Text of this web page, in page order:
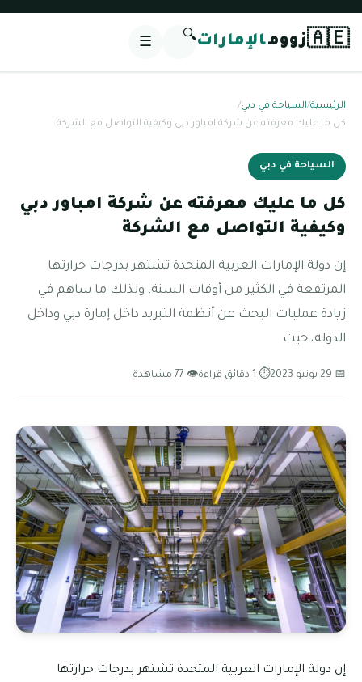
🇦🇪زوومالإمارات🔍
☰
الرئيسية/السياحة في دبي/
كل ما عليك معرفته عن شركة امباور دبي وكيفية التواصل مع الشركة
السياحة في دبي
كل ما عليك معرفته عن شركة امباور دبي
وكيفية التواصل مع الشركة
إن دولة الإمارات العربية المتحدة تشتهر بدرجات حرارتها
المرتفعة في الكثير من أوقات السنة، ولذلك ما ساهم في
زيادة عمليات البحث عن أنظمة التبريد داخل إمارة دبي وداخل
الدولة، حيث
📅 29 يونيو 2023 ⏱ 1 دقائق قراءة 👁 77 مشاهدة
إن دولة الإمارات العربية المتحدة تشتهر بدرجات حرارتها